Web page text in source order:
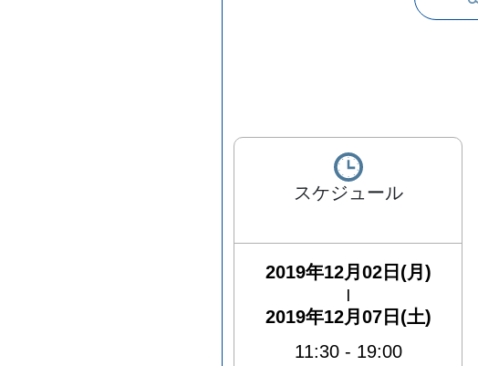
スケジュール
2019年12月02日(月)
2019年12月07日(土)
11:30- 19:00